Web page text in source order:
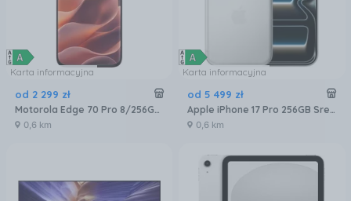
Karta informacyjna
od 2 299 zł
Motorola Edge 70 Pro 8/256GB Bordowy
0,6 km
Karta informacyjna
od 5 499 zł
Apple iPhone 17 Pro 256GB Srebrny
0,6 km